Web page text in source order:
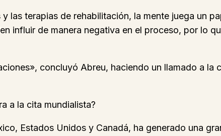
las terapias de rehabilitación, la mente juega un
influir de manera negativa en el proceso, por lo
concluyó Abreu, haciendo un llamado a
a la cita mundialista?
Estados Unidos y Canadá, ha generado una